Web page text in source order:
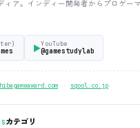
ィア。インディー開発者からプロゲー
▶YouTube
@gamestudylab
‧ sqool.co.jp
カテゴリ